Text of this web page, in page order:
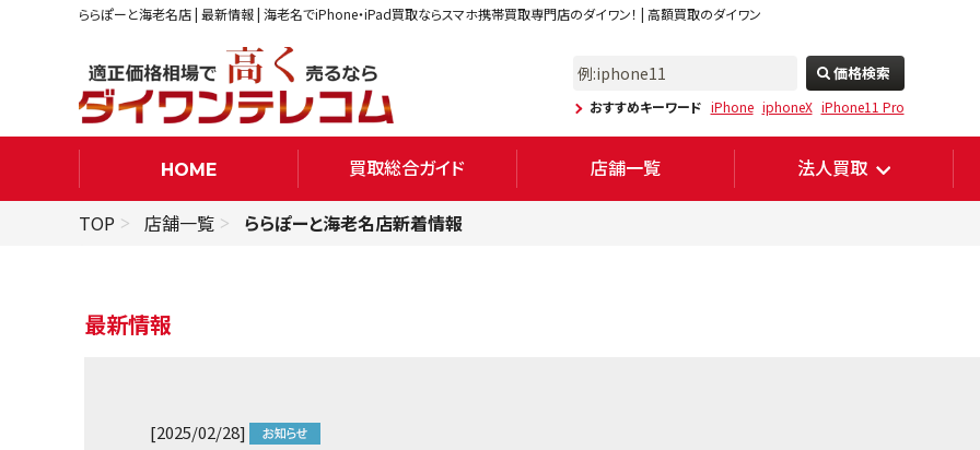
ららぽーと海老名店 | 最新情報 | 海老名でiPhone・iPad買取ならスマホ携帯買取専門店のダイワン！ | 高額買取のダイワン
価格検索
おすすめキーワード iPhone iphoneX iPhone11 Pro
HOME 買取総合ガイド 店舗一覧 法人買取
TOP 店舗一覧 ららぽーと海老名店新着情報
最新情報
[2025/02/28]